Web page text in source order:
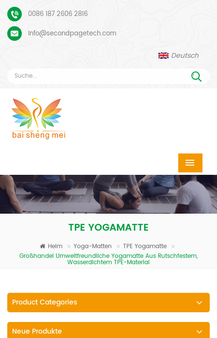
0086 187 2606 2816
Info@secondpagetech.com
Deutsch
TPE YOGAMATTE
Heim Yoga-Matten
TPE Yogamatte
Großhandel Umweltfreundliche Yogamatte Aus Rutschfestem,
Wasserdichtem TPE-Material
Product Categories
Neue Produkte